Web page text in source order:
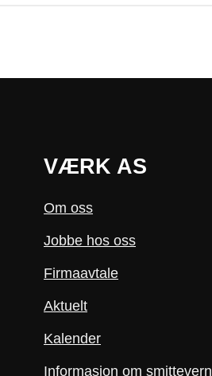
VÆRK AS
Om oss
Jobbe hos oss
Firmaavtale
Aktuelt
Kalender
Informasjon om smittevern